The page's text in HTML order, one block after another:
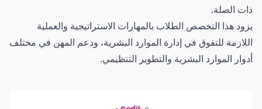
ذات الصلة.
يزود هذا التخصص الطلاب بالمهارات الاستراتيجية والعملية
اللازمة للتفوق في إدارة الموارد البشرية، ودعم المهن في مختلف
أدوار الموارد البشرية والتطوير التنظيمي.